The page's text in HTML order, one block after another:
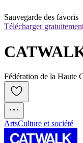
Sauvegarde des favoris
Télécharger
Fédération de la Haute
ArtsCulture et société